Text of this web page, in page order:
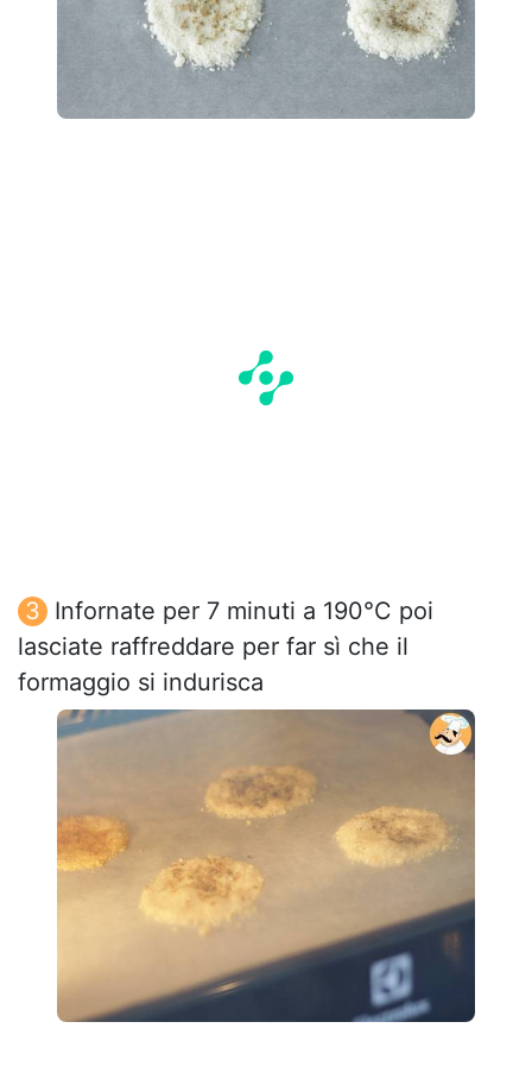
Infornate per 7 minuti a 190°C poi
lasciate raffreddare per far sì che il
formaggio si indurisca